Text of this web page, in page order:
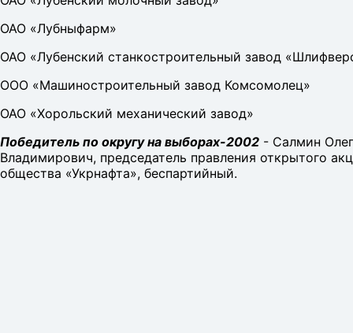
ОАО «Лубныфарм»
ОАО «Лубенский станкостроительный завод
ООО «Машиностроительный завод Комсомолец»
ОАО «Хорольский механический завод»
Победитель по округу на выборах-2002 - Салмин Олег
Владимирович, председатель правления открытого
общества «Укрнафта», беспартийный.